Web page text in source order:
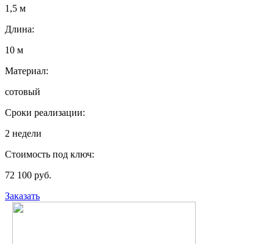
1,5 м
Длина:
10 м
Материал:
сотовый
Сроки реализации:
2 недели
Стоимость под ключ:
72 100 руб.
Заказать